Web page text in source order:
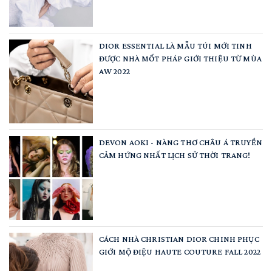
DIOR ESSENTIAL LÀ MẪU TÚI MỚI TINH
ĐƯỢC NHÀ MỐT PHÁP GIỚI THIỆU TỪ MÙA
AW 2022
DEVON AOKI - NÀNG THƠ CHÂU Á TRUYỀN
CẢM HỨNG NHẤT LỊCH SỬ THỜI TRANG!
CÁCH NHÀ CHRISTIAN DIOR CHINH PHỤC
GIỚI MỘ ĐIỆU HAUTE COUTURE FALL 2022